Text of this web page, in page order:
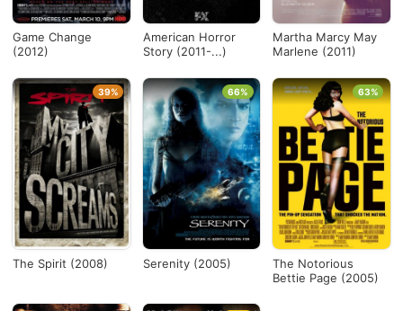
Game Change
(2012)
American Horror
Story (2011-...)
Martha Marcy May
Marlene (2011)
The Spirit (2008)
39%
Serenity (2005)
66%
The Notorious
Bettie Page (2005)
63%